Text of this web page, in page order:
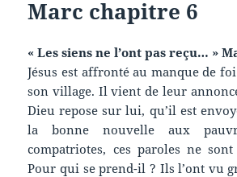
Marc chapitre 6
« Les siens ne l’ont pas reçu… »
Jésus est affronté au manque de
son village. Il vient de leur
Dieu repose sur lui, qu’il est
la bonne nouvelle aux
compatriotes, ces paroles ne sont
Pour qui se prend-il ? Ils l’ont vu